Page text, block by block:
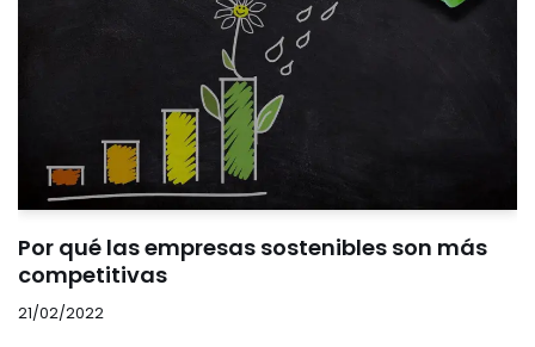
Por qué las empresas sostenibles son más
competitivas
21/02/2022